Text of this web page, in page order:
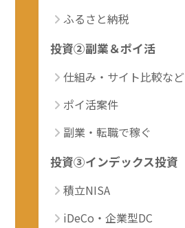
ふるさと納税
投資②副業＆ポイ活
仕組み・サイト比較など
ポイ活案件
副業・転職で稼ぐ
投資③インデックス投資
積立NISA
iDeCo・企業型DC